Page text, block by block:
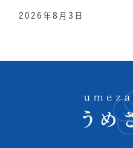
2026年8月3日